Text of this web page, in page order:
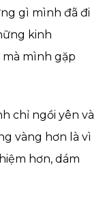
gì mình đã đi
kinh
mình gặp
chỉ ngồi yên và
vàng hơn là vì
hơn, dám